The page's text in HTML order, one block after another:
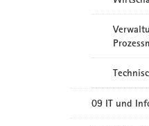
09 IT und